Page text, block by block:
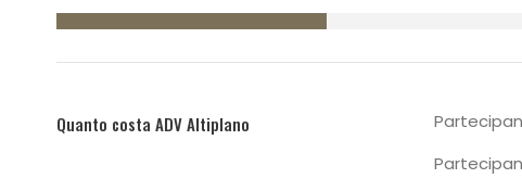
Quanto costa ADV Altiplano